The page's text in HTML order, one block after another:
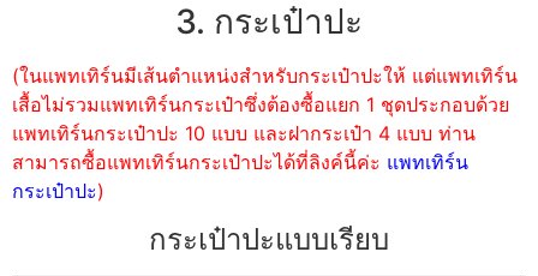
3. กระเป๋าปะ
(ในแพทเทิร์นมีเส้นตำแหน่งสำหรับกระเป๋าปะให้ แต่แพทเทิร์น
เสื้อไม่รวมแพทเทิร์นกระเป๋าซึ่งต้องซื้อแยก 1 ชุดประกอบด้วย
แพทเทิร์นกระเป๋าปะ 10 แบบ และฝากระเป๋า 4 แบบ ท่าน
สามารถซื้อแพทเทิร์นกระเป๋าปะได้ที่ลิงค์นี้ค่ะ แพทเทิร์น
กระเป๋าปะ)
กระเป๋าปะแบบเรียบ